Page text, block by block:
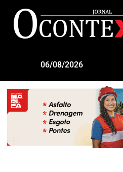
06/08/2026